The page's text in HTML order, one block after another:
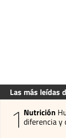
Las más leídas
1 Nutrición
diferencia y